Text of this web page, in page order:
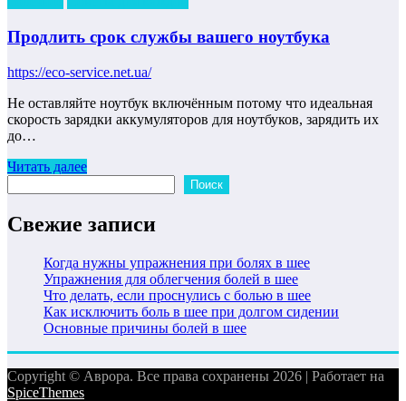
Продлить срок службы вашего ноутбука
https://eco-service.net.ua/
Не оставляйте ноутбук включённым потому что идеальная
скорость зарядки аккумуляторов для ноутбуков, зарядить их
до…
Читать далее
Поиск
Свежие записи
Когда нужны упражнения при болях в шее
Упражнения для облегчения болей в шее
Что делать, если проснулись с болью в шее
Как исключить боль в шее при долгом сидении
Основные причины болей в шее
Copyright © Аврора. Все права сохранены 2026 | Работает на
SpiceThemes